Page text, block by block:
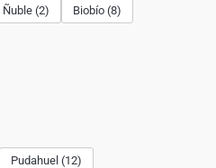
Ñuble (2)
Biobío (8)
Pudahuel (12)